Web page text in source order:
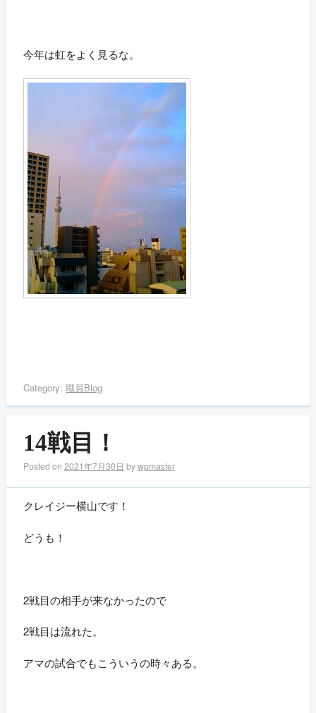
今年は虹をよく見るな。
Category: 職員Blog
14戦目！
Posted on 2021年7月30日 bywpmaster
クレイジー横山です！
どうも！
2戦目の相手が来なかったので
2戦目は流れた。
アマの試合でもこういうの時々ある。